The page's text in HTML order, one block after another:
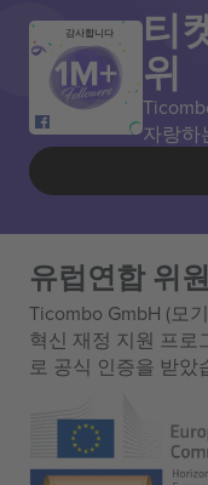
감사합니다 티
위
자랑하
유럽연합 위
Ticombo GmbH (모
혁신 재정 지원 프로
로 공식 인증을 받았